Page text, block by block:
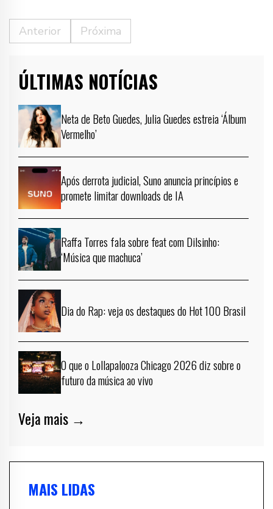
Anterior Próxima
ÚLTIMAS NOTÍCIAS
Neta de Beto Guedes, Julia Guedes estreia ‘Álbum
Vermelho’
Após derrota judicial, Suno anuncia princípios e
promete limitar downloads de IA
Raffa Torres fala sobre feat com Dilsinho:
‘Música que machuca’
Dia do Rap: veja os destaques do Hot 100 Brasil
O que o Lollapalooza Chicago 2026 diz sobre o
futuro da música ao vivo
Veja mais →
MAIS LIDAS